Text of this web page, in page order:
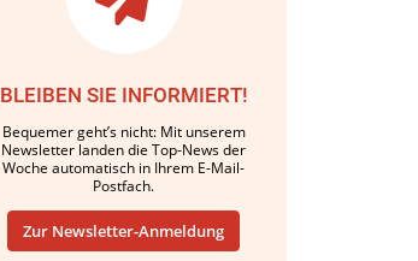
BLEIBEN SIE INFORMIERT!
Bequemer geht’s nicht: Mit unserem
Newsletter landen die Top-News der
Woche automatisch in Ihrem E-Mail-
Postfach.
Zur Newsletter-Anmeldung